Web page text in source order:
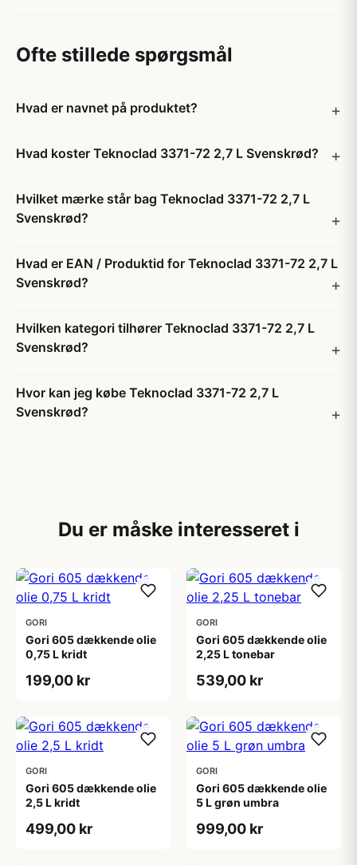
Ofte stillede spørgsmål
Hvad er navnet på produktet?
Hvad koster Teknoclad 3371-72 2,7 L Svenskrød?
Hvilket mærke står bag Teknoclad 3371-72 2,7 L
Svenskrød?
Hvad er EAN / Produktid for Teknoclad 3371-72 2,7 L
Svenskrød?
Hvilken kategori tilhører Teknoclad 3371-72 2,7 L
Svenskrød?
Hvor kan jeg købe Teknoclad 3371-72 2,7 L
Svenskrød?
Du er måske interesseret i
GORI
Gori 605 dækkende olie
0,75 L kridt
199,00 kr
GORI
Gori 605 dækkende olie
2,25 L tonebar
539,00 kr
GORI
Gori 605 dækkende olie
2,5 L kridt
499,00 kr
GORI
Gori 605 dækkende olie
5 L grøn umbra
999,00 kr